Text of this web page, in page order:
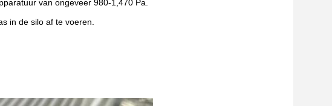
van ongeveer 980-1,470 Pa.
in de silo af te voeren.